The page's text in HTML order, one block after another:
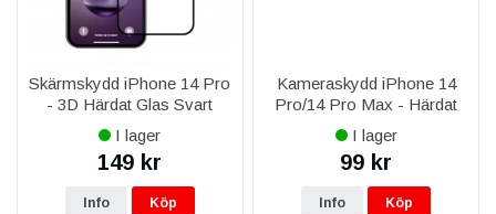
Skärmskydd iPhone 14 Pro
- 3D Härdat Glas Svart
I lager
149 kr
Info Köp
Kameraskydd iPhone 14
Pro/14 Pro Max - Härdat
Glas
I lager
99 kr
Info Köp